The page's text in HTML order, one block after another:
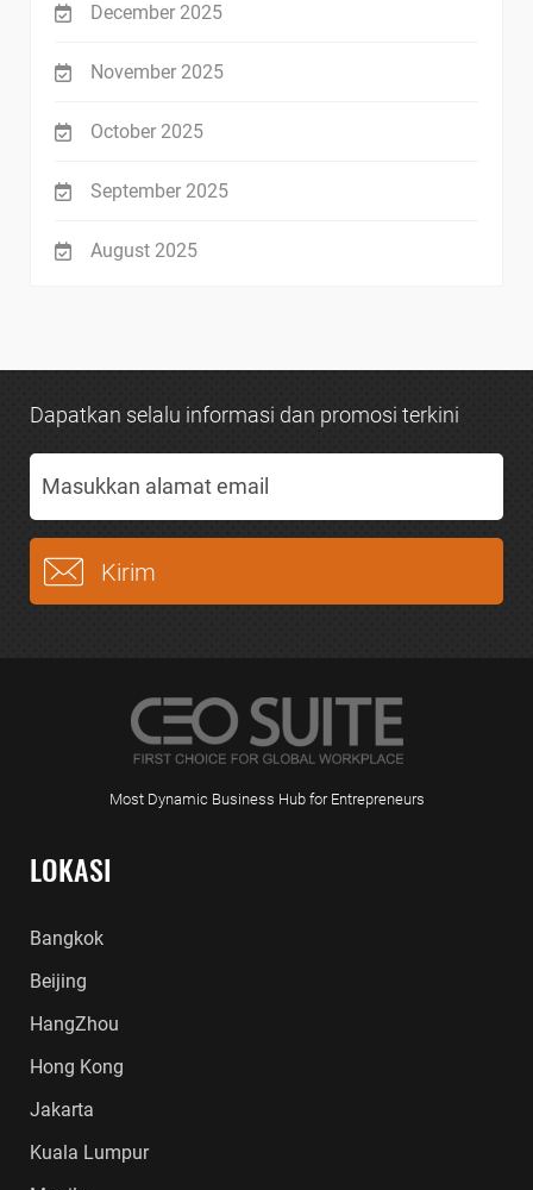
December 2025
November 2025
October 2025
September 2025
August 2025
Dapatkan selalu informasi dan promosi terkini
Most Dynamic Business Hub for Entrepreneurs
LOKASI
Bangkok
Beijing
HangZhou
Hong Kong
Jakarta
Kuala Lumpur